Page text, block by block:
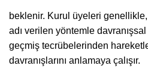
beklenir. Kurul üyeleri genellikle,
adı verilen yöntemle
geçmiş tecrübelerinden
davranışlarını anlamaya çalışır.